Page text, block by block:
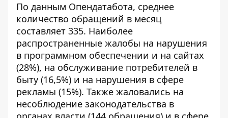
По данным Опендатабота, среднее
количество обращений в месяц
составляет 335. Наиболее
распространенные жалобы на нарушения
в программном обеспечении и на сайтах
(28%), на обслуживание потребителей в
быту (16,5%) и на нарушения в сфере
рекламы (15%). Также жаловались на
несоблюдение законодательства в